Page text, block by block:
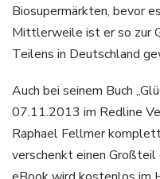
Biosupermärkten, bevor
Mittlerweile ist er so zur
Teilens in Deutschland
Auch bei seinem Buch
07.11.2013 im Redline
Raphael Fellmer
verschenkt einen